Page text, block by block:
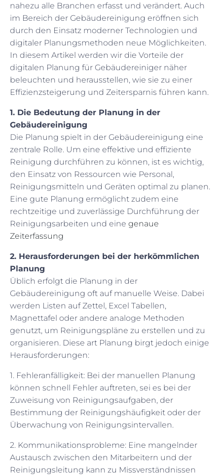
nahezu alle Branchen erfasst und verändert. Auch
im Bereich der Gebäudereinigung eröffnen sich
durch den Einsatz moderner Technologien und
digitaler Planungsmethoden neue Möglichkeiten.
In diesem Artikel werden wir die Vorteile der
digitalen Planung für Gebäudereiniger näher
beleuchten und herausstellen, wie sie zu einer
Effizienzsteigerung und Zeitersparnis führen kann.
1. Die Bedeutung der Planung in der
Gebäudereinigung
Die Planung spielt in der Gebäudereinigung eine
zentrale Rolle. Um eine effektive und effiziente
Reinigung durchführen zu können, ist es wichtig,
den Einsatz von Ressourcen wie Personal,
Reinigungsmitteln und Geräten optimal zu planen.
Eine gute Planung ermöglicht zudem eine
rechtzeitige und zuverlässige Durchführung der
Reinigungsarbeiten und eine genaue
Zeiterfassung
2. Herausforderungen bei der herkömmlichen
Planung
Üblich erfolgt die Planung in der
Gebäudereinigung oft auf manuelle Weise. Dabei
werden Listen auf Zettel, Excel Tabellen,
Magnettafel oder andere analoge Methoden
genutzt, um Reinigungspläne zu erstellen und zu
organisieren. Diese art Planung birgt jedoch einige
Herausforderungen:
1. Fehleranfälligkeit: Bei der manuellen Planung
können schnell Fehler auftreten, sei es bei der
Zuweisung von Reinigungsaufgaben, der
Bestimmung der Reinigungshäufigkeit oder der
Überwachung von Reinigungsintervallen.
2. Kommunikationsprobleme: Eine mangelnder
Austausch zwischen den Mitarbeitern und der
Reinigungsleitung kann zu Missverständnissen